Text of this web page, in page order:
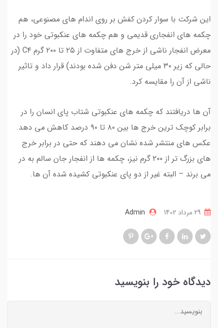
این شرکت با سوار کردن کفش بر روی اندام های مصنوعی، هم
چکمه های انفجاری قدیمی و هم چکمه های عنکبوتی خود را در
معرض انفجار ناشی از خرج های متفاوت از ۲۵ تا ۲۰۰ گرم C۴ (در
حالی که زیر ۳۰ میلی متر شن دفن شده بودند) قرار داد و تاثیر
ناشی از آن را مقایسه کرد.
آن ها دریافتند که چکمه های عنکبوتی شتاب پای انسان را در
برابر کوچک ترین خرج ها بین ۸۰ تا ۹۰ درصد کاهش می دهد.
عکس های منتشر شده نشان می دهند که حتی در برابر خرج
های بزرگ تر از ۲۰۰ گرم نیز، چکمه ها از انفجار جان سالم به در
می برند – البته غیر از دو پای عنکبوتی کشیده شده آن ها.
Admin
دیدگاه خود را بنویسید